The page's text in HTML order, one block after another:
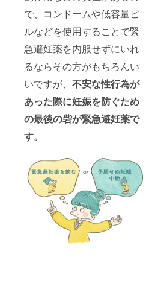
で、コンドームや低容量ピ
ルなどを使用することで緊
急避妊薬を内服せずにいれ
るならその方がもちろんい
いですが、 不安な性行為が
あった際に妊娠を防ぐため
の最後の砦が緊急避妊薬で
す。